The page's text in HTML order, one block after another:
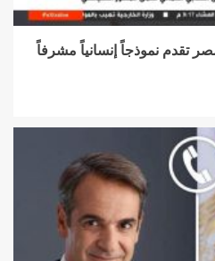
تقدم نموذجاً إنسانياً مشرفاً